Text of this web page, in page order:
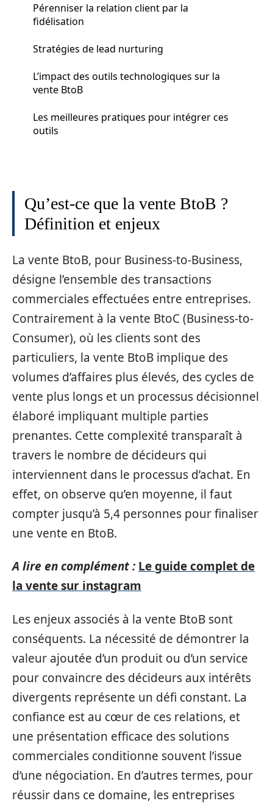
Pérenniser la relation client par la
fidélisation
Stratégies de lead nurturing
L’impact des outils technologiques sur la
vente BtoB
Les meilleures pratiques pour intégrer ces
outils
Qu’est-ce que la vente BtoB ?
Définition et enjeux
La vente BtoB, pour Business-to-Business,
désigne l’ensemble des transactions
commerciales effectuées entre entreprises.
Contrairement à la vente BtoC (Business-to-
Consumer), où les clients sont des
particuliers, la vente BtoB implique des
volumes d’affaires plus élevés, des cycles de
vente plus longs et un processus décisionnel
élaboré impliquant multiple parties
prenantes. Cette complexité transparaît à
travers le nombre de décideurs qui
interviennent dans le processus d’achat. En
effet, on observe qu’en moyenne, il faut
compter jusqu’à 5,4 personnes pour finaliser
une vente en BtoB.
A lire en complément : Le guide complet de
la vente sur instagram
Les enjeux associés à la vente BtoB sont
conséquents. La nécessité de démontrer la
valeur ajoutée d’un produit ou d’un service
pour convaincre des décideurs aux intérêts
divergents représente un défi constant. La
confiance est au cœur de ces relations, et
une présentation efficace des solutions
commerciales conditionne souvent l’issue
d’une négociation. En d’autres termes, pour
réussir dans ce domaine, les entreprises